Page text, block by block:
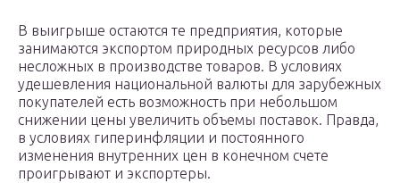
В выигрыше остаются те предприятия, которые
занимаются экспортом природных ресурсов либо
несложных в производстве товаров. В условиях
удешевления национальной валюты для зарубежных
покупателей есть возможность при небольшом
снижении цены увеличить объемы поставок. Правда,
в условиях гиперинфляции и постоянного
изменения внутренних цен в конечном счете
проигрывают и экспортеры.